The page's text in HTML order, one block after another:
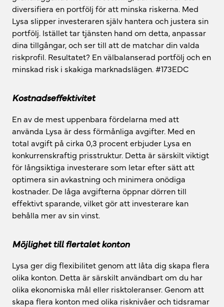
diversifiera en portfölj för att minska riskerna. Med
Lysa slipper investeraren själv hantera och justera sin
portfölj. Istället tar tjänsten hand om detta, anpassar
dina tillgångar, och ser till att de matchar din valda
riskprofil. Resultatet? En välbalanserad portfölj och en
minskad risk i skakiga marknadslägen. #173EDC
Kostnadseffektivitet
En av de mest uppenbara fördelarna med att
använda Lysa är dess förmånliga avgifter. Med en
total avgift på cirka 0,3 procent erbjuder Lysa en
konkurrenskraftig prisstruktur. Detta är särskilt viktigt
för långsiktiga investerare som letar efter sätt att
optimera sin avkastning och minimera onödiga
kostnader. De låga avgifterna öppnar dörren till
effektivt sparande, vilket gör att investerare kan
behålla mer av sin vinst.
Möjlighet till flertalet konton
Lysa ger dig flexibilitet genom att låta dig skapa flera
olika konton. Detta är särskilt användbart om du har
olika ekonomiska mål eller risktoleranser. Genom att
skapa flera konton med olika risknivåer och tidsramar